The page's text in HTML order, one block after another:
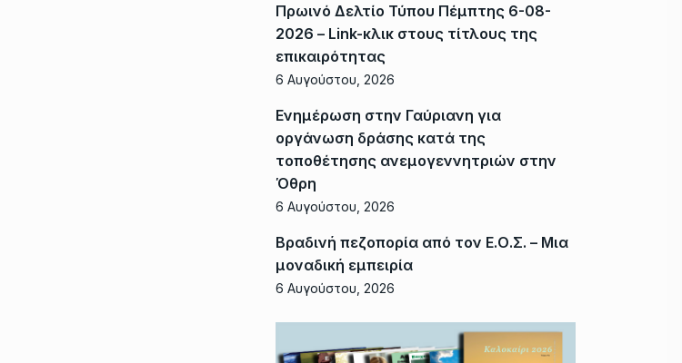
Πρωινό Δελτίο Τύπου Πέμπτης 6-08-
2026 – Link-κλικ στους τίτλους της
επικαιρότητας
6 Αυγούστου, 2026
Ενημέρωση στην Γαύριανη για
οργάνωση δράσης κατά της
τοποθέτησης ανεμογεννητριών στην
Όθρη
6 Αυγούστου, 2026
Βραδινή πεζοπορία από τον Ε.Ο.Σ. – Μια
μοναδική εμπειρία
6 Αυγούστου, 2026